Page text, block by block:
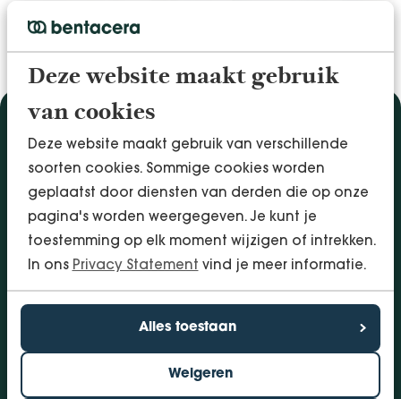
Deze website maakt gebruik
van cookies
Deze website maakt gebruik van verschillende
soorten cookies. Sommige cookies worden
geplaatst door diensten van derden die op onze
pagina's worden weergegeven. Je kunt je
toestemming op elk moment wijzigen of intrekken.
In ons Privacy Statement vind je meer informatie.
Alles toestaan
Weigeren
Accountancy & Administratie
Audit & Assurance
Arbo & Verzuim
Bedrijfsadvies
Belastingadvies
Financieringen
InSight - Inhouse Business Control